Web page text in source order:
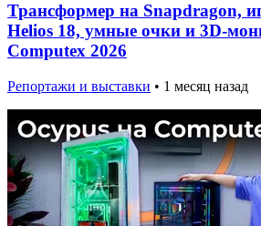
Трансформер на Snapdragon,
Helios 18, умные очки и 3D-
Computex 2026
Репортажи и выставки • 1 месяц назад